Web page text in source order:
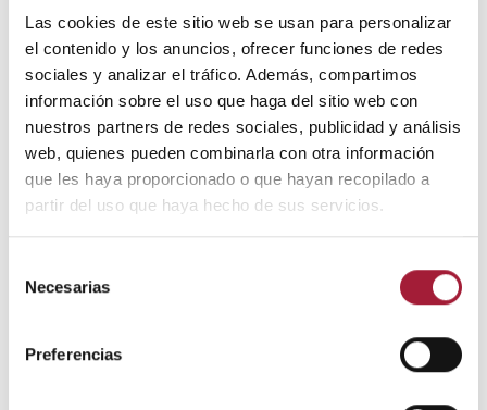
Las cookies de este sitio web se usan para personalizar
el contenido y los anuncios, ofrecer funciones de redes
sociales y analizar el tráfico. Además, compartimos
información sobre el uso que haga del sitio web con
nuestros partners de redes sociales, publicidad y análisis
web, quienes pueden combinarla con otra información
que les haya proporcionado o que hayan recopilado a
partir del uso que haya hecho de sus servicios.
Necesarias
Preferencias
gruesas y secas que las de la dermatitis seborreica.
Además, la psoriasis tiende a extenderse más allá de la
zona de nacimiento del cabello y afectar más de una
zona del cuerpo.
El tratamiento para la psoriasis del cuero cabelludo
consiste en el uso de productos capilares con agentes
corticoides tópicos, inhibidores de la calcineurina,